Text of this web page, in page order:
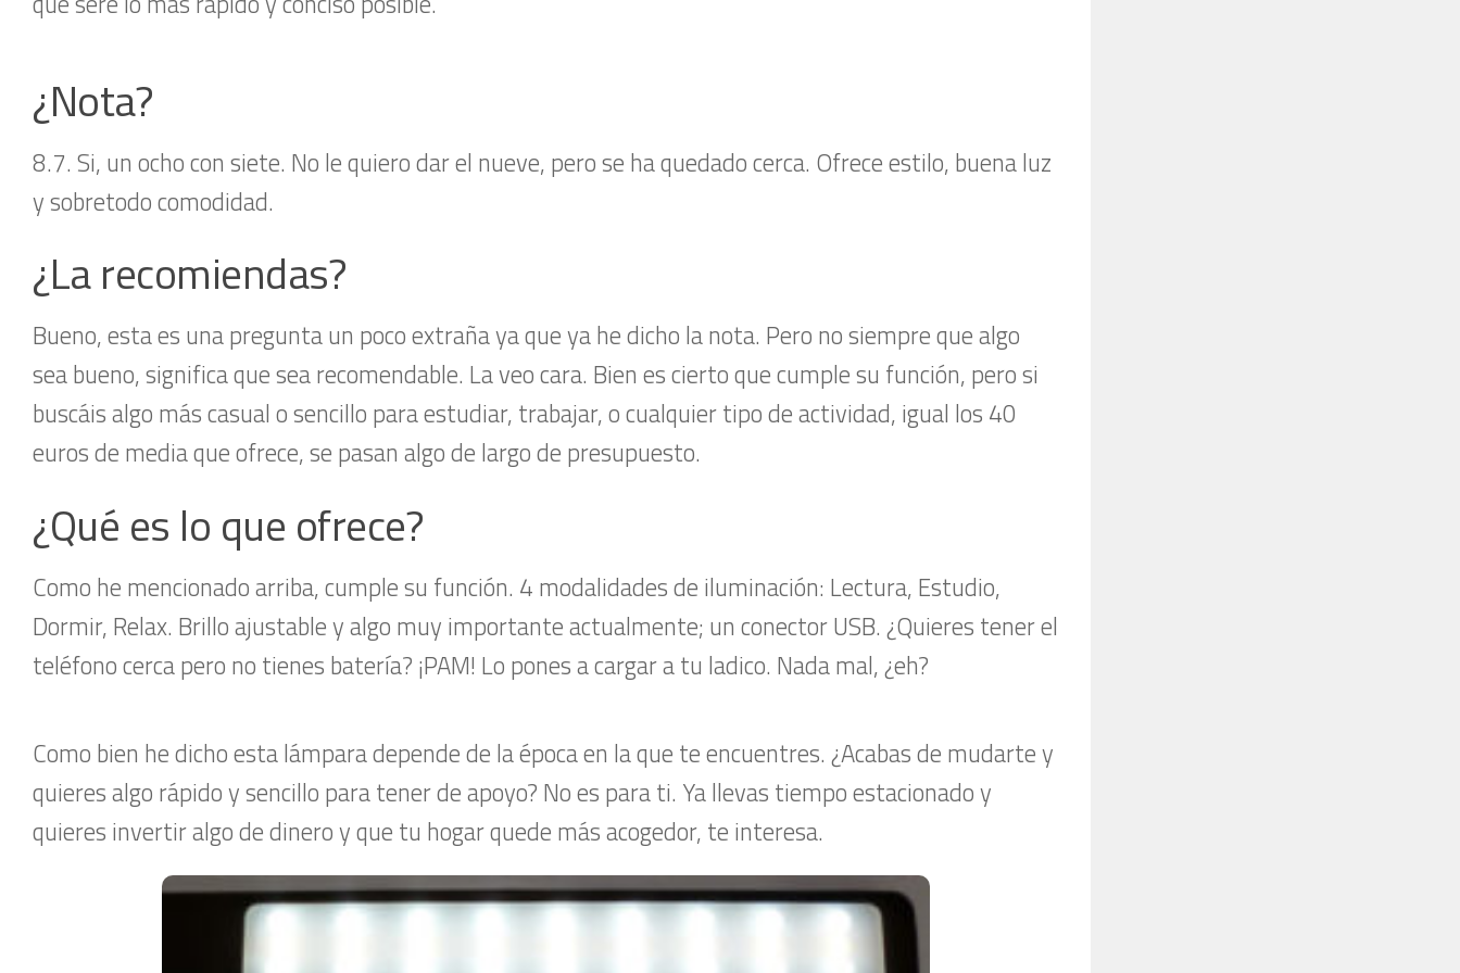
¿Nota?
8.7. Si, un ocho con siete. No le quiero dar el nueve, pero se ha quedado cerca. Ofrece estilo, buena luz
y sobretodo comodidad.
¿La recomiendas?
Bueno, esta es una pregunta un poco extraña ya que ya he dicho la nota. Pero no siempre que algo
sea bueno, significa que sea recomendable. La veo cara. Bien es cierto que cumple su función, pero si
buscáis algo más casual o sencillo para estudiar, trabajar, o cualquier tipo de actividad, igual los 40
euros de media que ofrece, se pasan algo de largo de presupuesto.
¿Qué es lo que ofrece?
Como he mencionado arriba, cumple su función. 4 modalidades de iluminación: Lectura, Estudio,
Dormir, Relax. Brillo ajustable y algo muy importante actualmente; un conector USB. ¿Quieres tener el
teléfono cerca pero no tienes batería? ¡PAM! Lo pones a cargar a tu ladico. Nada mal, ¿eh?
Como bien he dicho esta lámpara depende de la época en la que te encuentres. ¿Acabas de mudarte y
quieres algo rápido y sencillo para tener de apoyo? No es para ti. Ya llevas tiempo estacionado y
quieres invertir algo de dinero y que tu hogar quede más acogedor, te interesa.